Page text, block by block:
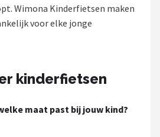
Wimona Kinderfietsen maken
voor elke jonge
kinderfietsen
maat past bij jouw kind?